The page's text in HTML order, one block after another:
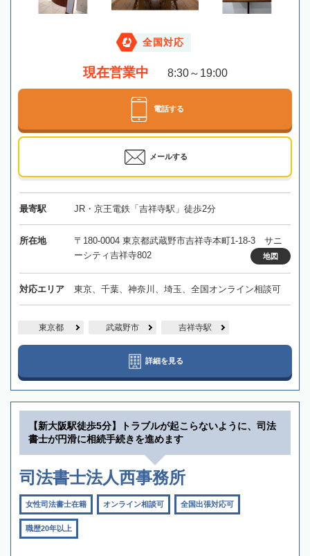
全国対応
現在営業中 8:30～19:00
電話する
メールする
最寄駅 JR・京王電鉄「吉祥寺駅」徒歩2分
所在地
〒180-0004 東京都武蔵野市吉祥寺本町1-18-3 サニ
ーシティ吉祥寺802
地図
対応エリア 東京、千葉、神奈川、埼玉、全国オンライン相談可
東京都 武蔵野市 吉祥寺駅
詳細を見る
【新大阪駅徒歩5分】トラブルが起こらないように、司法
書士が円滑に相続手続きを進めます
司法書士法人西事務所
女性司法書士在籍 オンライン相談可 全国出張対応可
職歴20年以上